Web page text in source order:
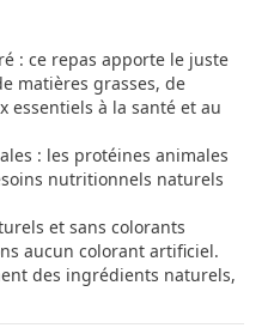
: ce repas apporte le juste
matières grasses, de
essentiels à la santé et au
: les protéines animales
nutritionnels naturels
et sans colorants
aucun colorant artificiel.
des ingrédients naturels,